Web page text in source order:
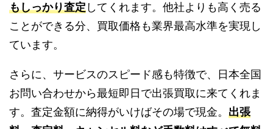
もしっかり査定 してくれます。他社よりも高く売る
ことができる分、買取価格も業界最高水準を実現し
ています。
さらに、サービスのスピード感も特徴で、日本全国
お問い合わせから最短即日で出張買取に来てくれま
す。査定金額に納得がいけばその場で現金。 出張